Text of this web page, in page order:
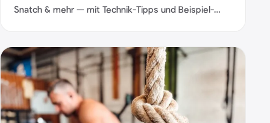
Snatch & mehr — mit Technik-Tipps und Beispiel-